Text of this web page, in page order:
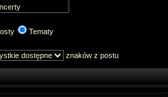
Tematy
znaków z postu